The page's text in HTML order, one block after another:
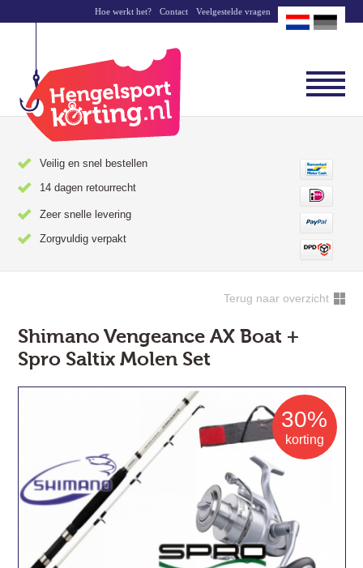
Hoe werkt het? Contact Veelgestelde vragen
Veilig en snel bestellen
14 dagen retourrecht
Zeer snelle levering
Zorgvuldig verpakt
Terug naar overzicht
Shimano Vengeance AX Boat +
Spro Saltix Molen Set
30%
korting